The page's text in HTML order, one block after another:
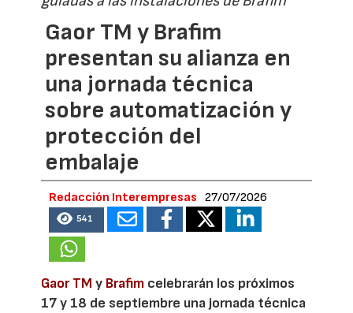
Gaor TM y Brafim
presentan su alianza en
una jornada técnica
sobre automatización y
protección del
embalaje
Redacción Interempresas 27/07/2026
541
Gaor TM y Brafim celebrarán los próximos
17 y 18 de septiembre una jornada técnica